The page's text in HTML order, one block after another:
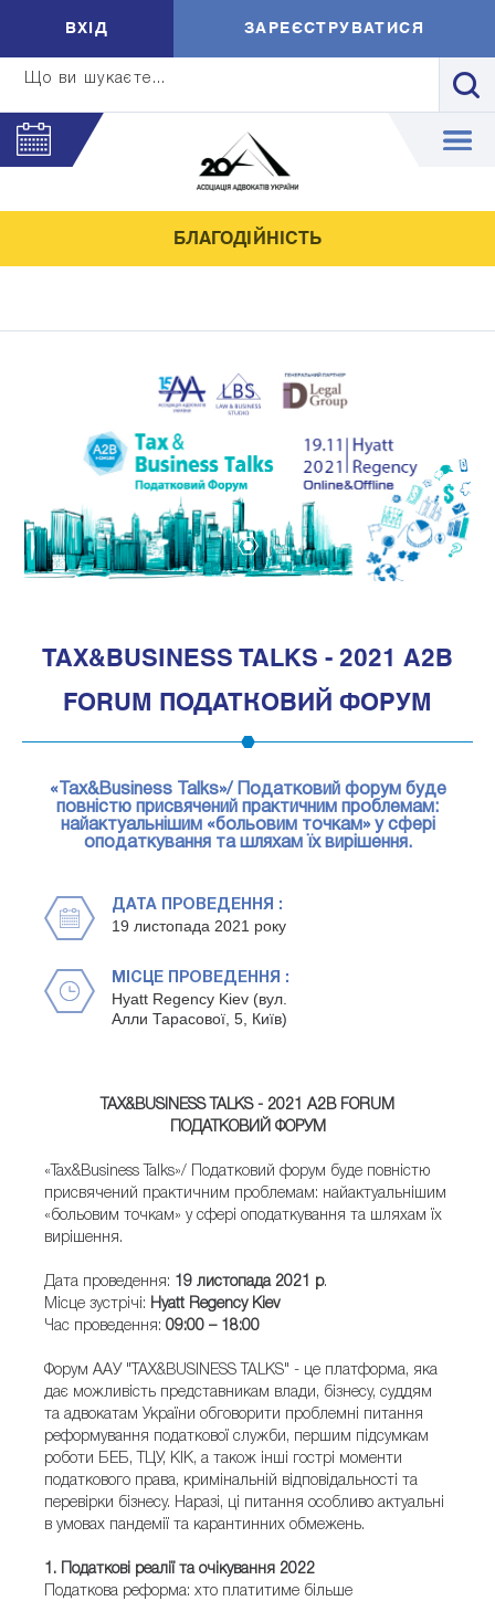
Що ви шукаєте...
ВXIД ЗАРЕЄСТРУВАТИСЯ
БЛАГОДІЙНІСТЬ
1
TAX&BUSINESS TALKS - 2021 A2B
FORUM ПОДАТКОВИЙ ФОРУМ
«Tax&Business Talks»/ Податковий форум буде
повністю присвячений практичним проблемам:
найактуальнішим «больовим точкам» у сфері
оподаткування та шляхам їх вирішення.
ДАТА ПРОВЕДЕННЯ :
19 листопада 2021 року
МІСЦЕ ПРОВЕДЕННЯ :
Hyatt Regency Kiev (вул.
Алли Тарасової, 5, Київ)
TAX&BUSINESS TALKS - 2021 A2B FORUM
ПОДАТКОВИЙ ФОРУМ
«Tax&Business Talks»/ Податковий форум буде повністю
присвячений практичним проблемам: найактуальнішим
«больовим точкам» у сфері оподаткування та шляхам їх
вирішення.
Дата проведення: 19 листопада 2021 р.
Місце зустрічі: Hyatt Regency Kiev
Час проведення: 09:00 – 18:00
Форум ААУ "TAX&BUSINESS TALKS" - це платформа, яка
дає можливість представникам влади, бізнесу, суддям
та адвокатам України обговорити проблемні питання
реформування податкової служби, першим підсумкам
роботи БЕБ, ТЦУ, КІК, а також інші гострі моменти
податкового права, кримінальній відповідальності та
перевірки бізнесу. Наразі, ці питання особливо актуальні
в умовах пандемії та карантинних обмежень.
1. Податкові реалії та очікування 2022
Податкова реформа: хто платитиме більше